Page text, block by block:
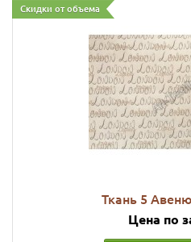
Скидки от объема
Ткань 5
Цена по